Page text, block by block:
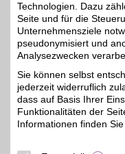
Mittelstr. 101
32805Horn-
Merkmale
Technologien. Dazu
Seite und für die
Unternehmensziele
pseudonymisiert und
Analysezwecken
Sie können selbst
jederzeit widerruflich
dass auf Basis Ihrer
Funktionalitäten der
Informationen finden